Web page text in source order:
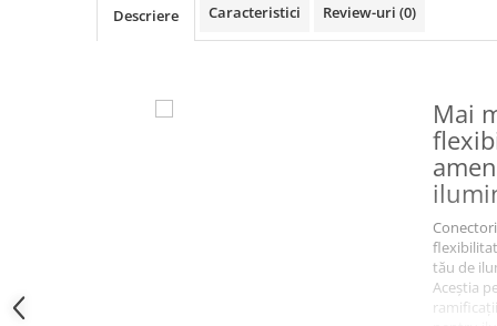
Alte accesorii
Descriere Caracteristici Review-uri (0)
Mai
tău de
Aceștia